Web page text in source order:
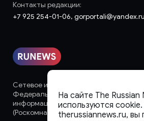
Сетевое издание «runews» (18+)
Федеральной службе по надзору в
информационных технологий и
(Роскомнадзор)
Контакты редакции:
+7 925 254-01-06, gorportali@yandex.ru
На сайте The Russian
используются
therussiannews.ru, вы